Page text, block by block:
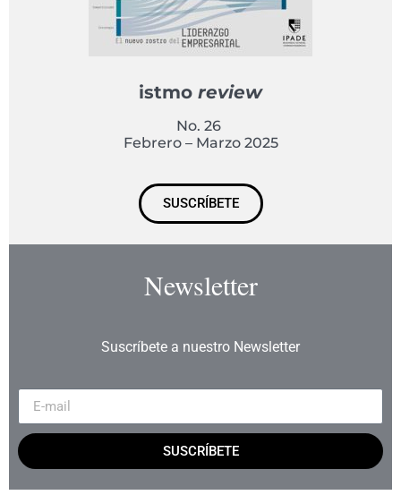
istmo review
No. 26
Febrero – Marzo 2025
SUSCRÍBETE
Newsletter
Suscríbete a nuestro Newsletter
SUSCRÍBETE